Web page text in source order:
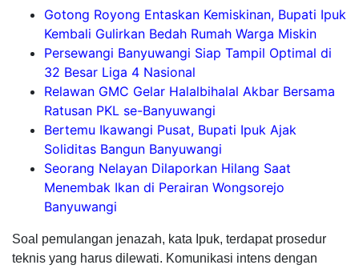
Gotong Royong Entaskan Kemiskinan, Bupati Ipuk
Kembali Gulirkan Bedah Rumah Warga Miskin
Persewangi Banyuwangi Siap Tampil Optimal di
32 Besar Liga 4 Nasional
Relawan GMC Gelar Halalbihalal Akbar Bersama
Ratusan PKL se-Banyuwangi
Bertemu Ikawangi Pusat, Bupati Ipuk Ajak
Soliditas Bangun Banyuwangi
Seorang Nelayan Dilaporkan Hilang Saat
Menembak Ikan di Perairan Wongsorejo
Banyuwangi
Soal pemulangan jenazah, kata Ipuk, terdapat prosedur
teknis yang harus dilewati. Komunikasi intens dengan